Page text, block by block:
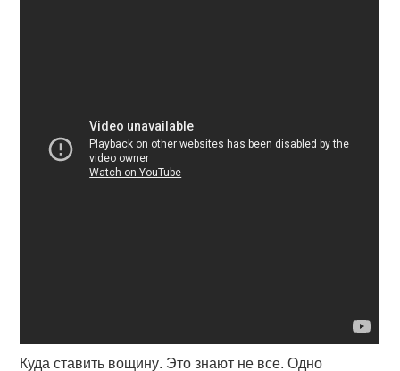
Куда ставить вощину. Это знают не все. Одно